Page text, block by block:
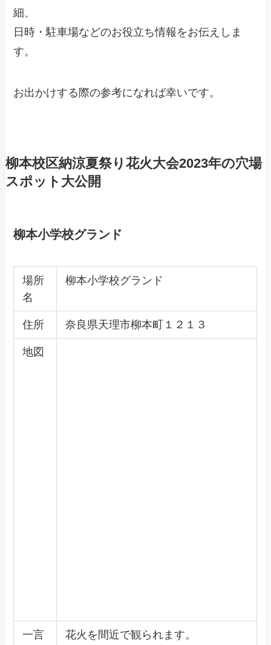
細、
日時・駐車場などのお役立ち情報をお伝えしま
す。
お出かけする際の参考になれば幸いです。
柳本校区納涼夏祭り花火大会2023年の穴場
スポット大公開
柳本小学校グランド
場所
名
柳本小学校グランド
住所 奈良県天理市柳本町１２１３
地図
一言
花火を間近で観られます。